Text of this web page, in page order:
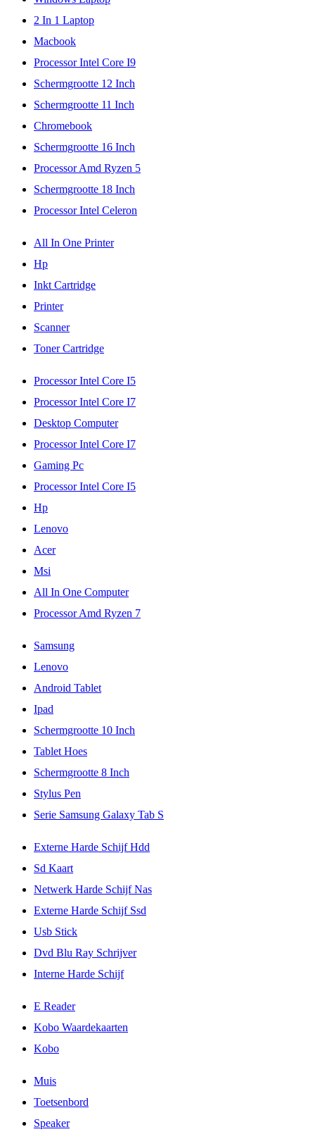
2 In 1 Laptop
Macbook
Processor Intel Core I9
Schermgrootte 12 Inch
Schermgrootte 11 Inch
Chromebook
Schermgrootte 16 Inch
Processor Amd Ryzen 5
Schermgrootte 18 Inch
Processor Intel Celeron
All In One Printer
Hp
Inkt Cartridge
Printer
Scanner
Toner Cartridge
Processor Intel Core I5
Processor Intel Core I7
Desktop Computer
Processor Intel Core I7
Gaming Pc
Processor Intel Core I5
Hp
Lenovo
Acer
Msi
All In One Computer
Processor Amd Ryzen 7
Samsung
Lenovo
Android Tablet
Ipad
Schermgrootte 10 Inch
Tablet Hoes
Schermgrootte 8 Inch
Stylus Pen
Serie Samsung Galaxy Tab S
Externe Harde Schijf Hdd
Sd Kaart
Netwerk Harde Schijf Nas
Externe Harde Schijf Ssd
Usb Stick
Dvd Blu Ray Schrijver
Interne Harde Schijf
E Reader
Kobo Waardekaarten
Kobo
Muis
Toetsenbord
Speaker